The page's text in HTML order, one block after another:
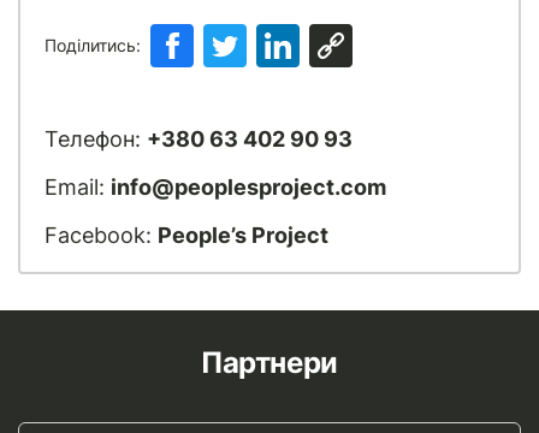
Поділитись:
Телефон: +380 63 402 90 93
Email: info@peoplesproject.com
Facebook: People’s Project
Партнери